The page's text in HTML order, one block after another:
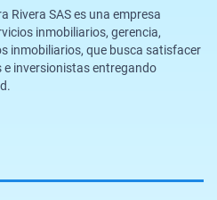
Rivera SAS es una empresa
inmobiliarios, gerencia,
inmobiliarios, que busca satisfacer
e inversionistas entregando